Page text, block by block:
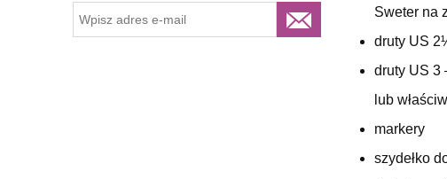
Sweter na
druty US
druty US 3
lub
markery
szydełko